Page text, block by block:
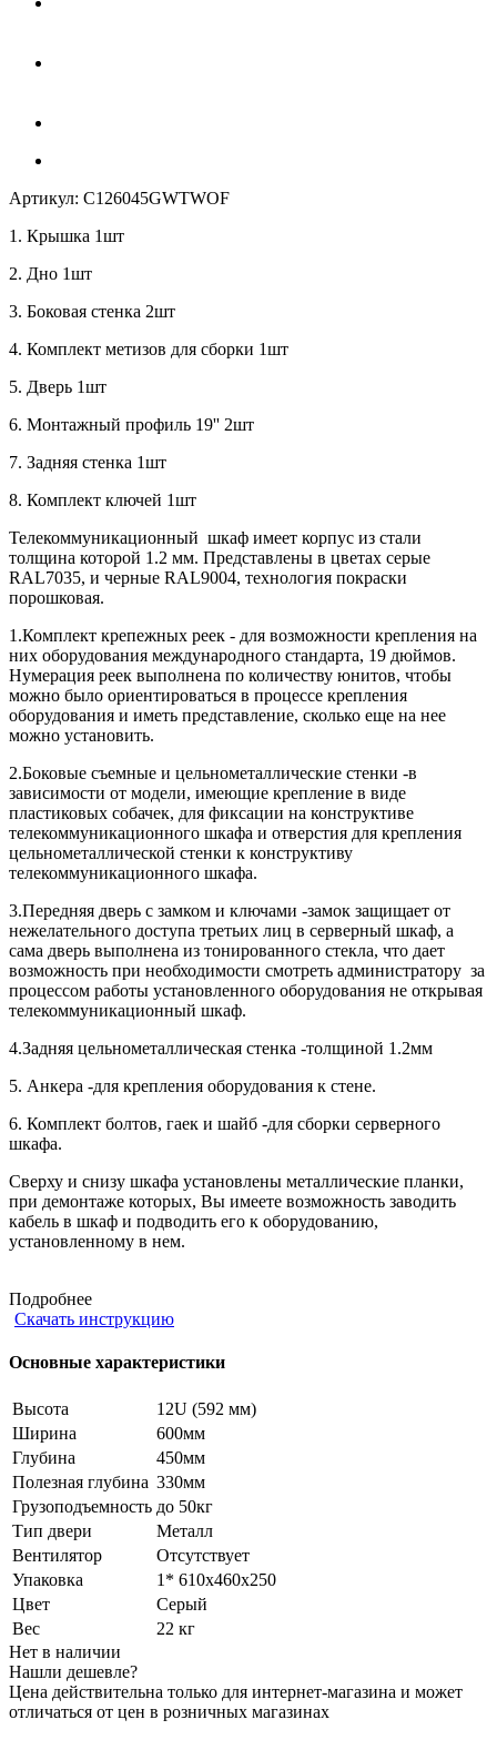
Артикул: C126045GWTWOF
1. Крышка 1шт
2. Дно 1шт
3. Боковая стенка 2шт
4. Комплект метизов для сборки 1шт
5. Дверь 1шт
6. Монтажный профиль 19'' 2шт
7. Задняя стенка 1шт
8. Комплект ключей 1шт
Телекоммуникационный шкаф имеет корпус из стали
толщина которой 1.2 мм. Представлены в цветах серые
RAL7035, и черные RAL9004, технология покраски
порошковая.
1.Комплект крепежных реек - для возможности крепления на
них оборудования международного стандарта, 19 дюймов.
Нумерация реек выполнена по количеству юнитов, чтобы
можно было ориентироваться в процессе крепления
оборудования и иметь представление, сколько еще на нее
можно установить.
2.Боковые съемные и цельнометаллические стенки -в
зависимости от модели, имеющие крепление в виде
пластиковых собачек, для фиксации на конструктиве
телекоммуникационного шкафа и отверстия для крепления
цельнометаллической стенки к конструктиву
телекоммуникационного шкафа.
3.Передняя дверь с замком и ключами -замок защищает от
нежелательного доступа третьих лиц в серверный шкаф, а
сама дверь выполнена из тонированного стекла, что дает
возможность при необходимости смотреть администратору за
процессом работы установленного оборудования не открывая
телекоммуникационный шкаф.
4.Задняя цельнометаллическая стенка -толщиной 1.2мм
5. Анкера -для крепления оборудования к стене.
6. Комплект болтов, гаек и шайб -для сборки серверного
шкафа.
Сверху и снизу шкафа установлены металлические планки,
при демонтаже которых, Вы имеете возможность заводить
кабель в шкаф и подводить его к оборудованию,
установленному в нем.
Подробнее
Скачать инструкцию
Основные характеристики
Высота
12U (592 мм)
Ширина
600мм
Глубина
450мм
Полезная глубина 330мм
Грузоподъемность до 50кг
Тип двери
Металл
Вентилятор
Отсутствует
Упаковка
1* 610х460х250
Цвет
Серый
Вес
22 кг
Нет в наличии
Нашли дешевле?
Цена действительна только для интернет-магазина и может
отличаться от цен в розничных магазинах